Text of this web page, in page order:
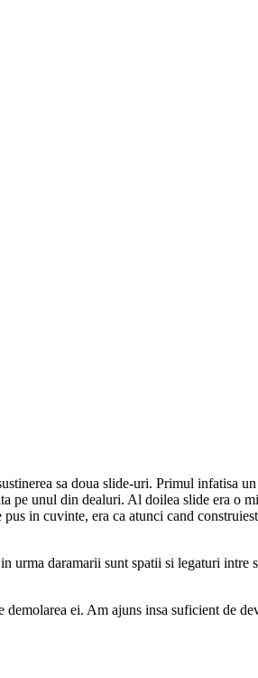
sa doua slide-uri. Primul infatisa
pe unul din dealuri. Al doilea slide era o
in cuvinte, era ca atunci cand
urma daramarii sunt spatii si legaturi
ei. Am ajuns insa suficient de